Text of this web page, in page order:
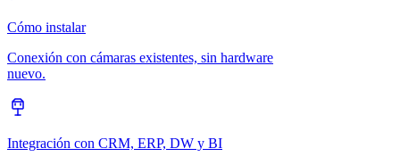
Cómo instalar
Conexión con cámaras existentes, sin hardware
nuevo.
Integración con CRM, ERP, DW y BI